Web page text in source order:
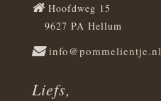
Hoofdweg 15
9627 PA Hellum
info@pommelientje.nl
Liefs,